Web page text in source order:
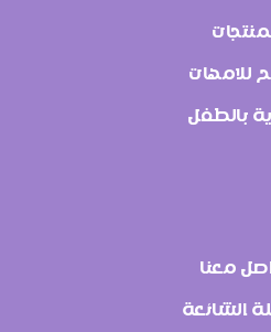
للامهات
بالطفل
معنا
الشائعة